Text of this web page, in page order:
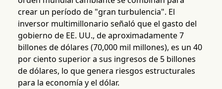
crear un período de "gran turbulencia". El
inversor multimillonario señaló que el gasto del
gobierno de EE. UU., de aproximadamente 7
billones de dólares (70,000 mil millones), es un 40
por ciento superior a sus ingresos de 5 billones
de dólares, lo que genera riesgos estructurales
para la economía y el dólar.